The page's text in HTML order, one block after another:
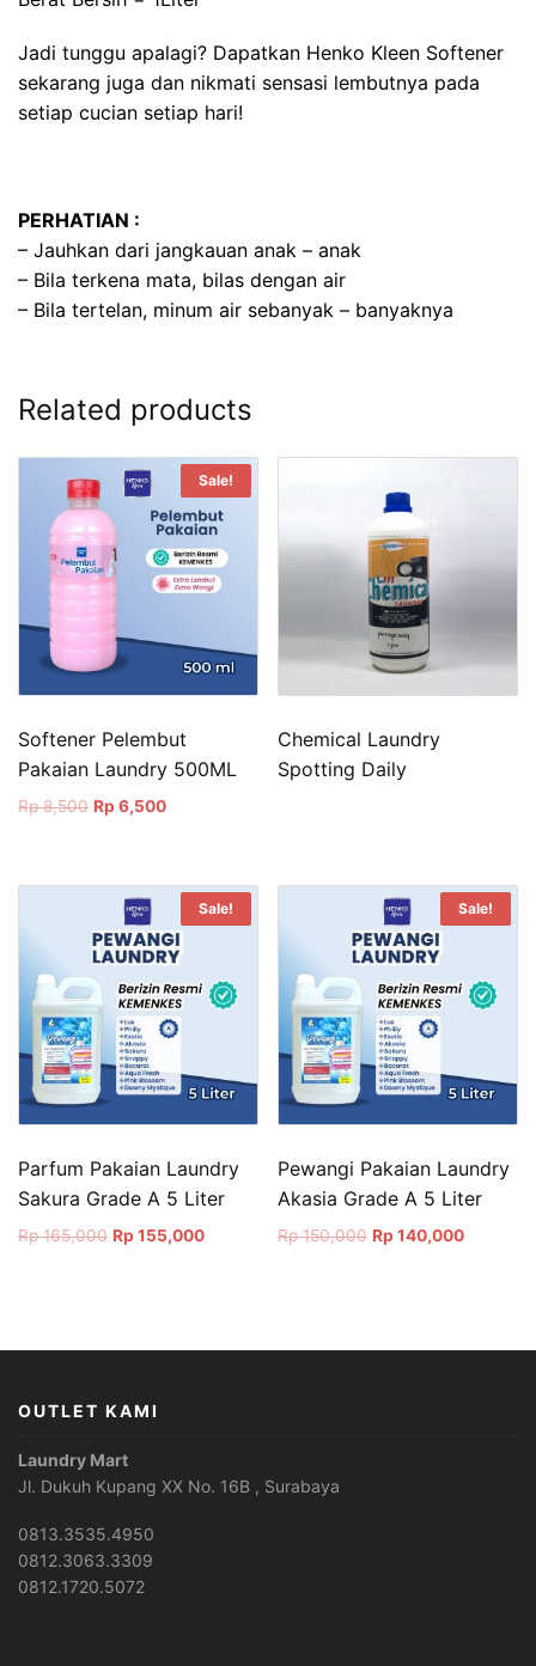
Jadi tunggu apalagi? Dapatkan Henko Kleen Softener
sekarang juga dan nikmati sensasi lembutnya pada
setiap cucian setiap hari!
PERHATIAN :
– Jauhkan dari jangkauan anak – anak
– Bila terkena mata, bilas dengan air
– Bila tertelan, minum air sebanyak – banyaknya
Related products
Sale!
Softener Pelembut
Pakaian Laundry 500ML
Rp8,500 Original
Rp 8,500.
Rp 6,500Current
Rp 6,500.
Chemical Laundry
Spotting Daily
Sale!
Parfum Pakaian Laundry
Sakura Grade A 5 Liter
Rp165,000 Original
Rp 155,000Current
Sale!
Pewangi Pakaian Laundry
Akasia Grade A 5 Liter
Rp150,000 Original
Rp 140,000Current
OUTLET KAMI
Laundry Mart
Jl. Dukuh Kupang XX No. 16B , Surabaya
0813.3535.4950
0812.3063.3309
0812.1720.5072